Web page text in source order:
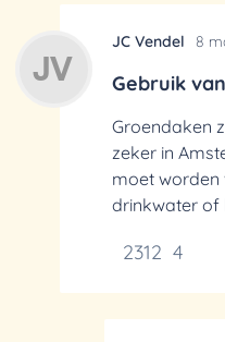
JC Vendel 8
Gebruik
Groendaken
zeker in
moet worden
drinkwater of
2312 4